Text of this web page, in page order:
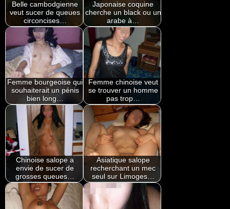
Belle cambodgienne
veut sucer de queues
circoncises…
Japonaise coquine
cherche un black ou un
arabe à…
Femme bourgeoise qui
souhaiterait un pénis
bien long…
Femme chinoise veut
se trouver un homme
pas trop…
Chinoise salope a
envie de sucer de
grosses queues…
Asiatique salope
recherchant un mec
seul sur Limoges…